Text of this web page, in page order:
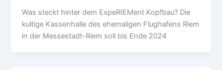
Was steckt hinter dem ExpeRIEMent Kopfbau? Die
kultige Kassenhalle des ehemaligen Flughafens Riem
in der Messestadt-Riem soll bis Ende 2024